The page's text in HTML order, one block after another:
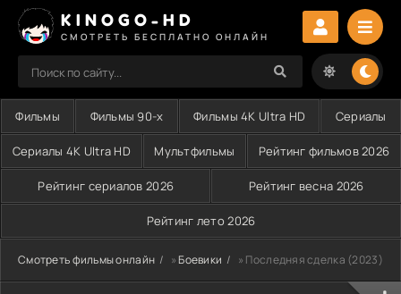
KINOGO-HD
СМОТРЕТЬ БЕСПЛАТНО ОНЛАЙН
Фильмы Фильмы 90-х Фильмы 4K Ultra HD Сериалы
Сериалы 4K Ultra HD Мультфильмы Рейтинг фильмов 2026
Рейтинг сериалов 2026 Рейтинг весна 2026
Рейтинг лето 2026
Смотреть фильмы онлайн »Боевики » Последняя сделка (2023)